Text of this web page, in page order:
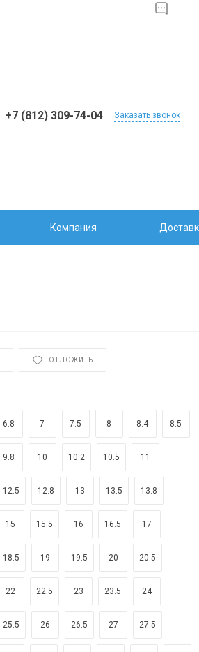
+7 (812) 309-74-04 Заказать звонок
Компания
ОТЛОЖИТЬ
6.8 7 7.5 8 8.4 8.5
9.8 10 10.2 10.5 11
12.5 12.8 13 13.5 13.8
15 15.5 16 16.5 17
18.5 19 19.5 20 20.5
22 22.5 23 23.5 24
25.5 26 26.5 27 27.5